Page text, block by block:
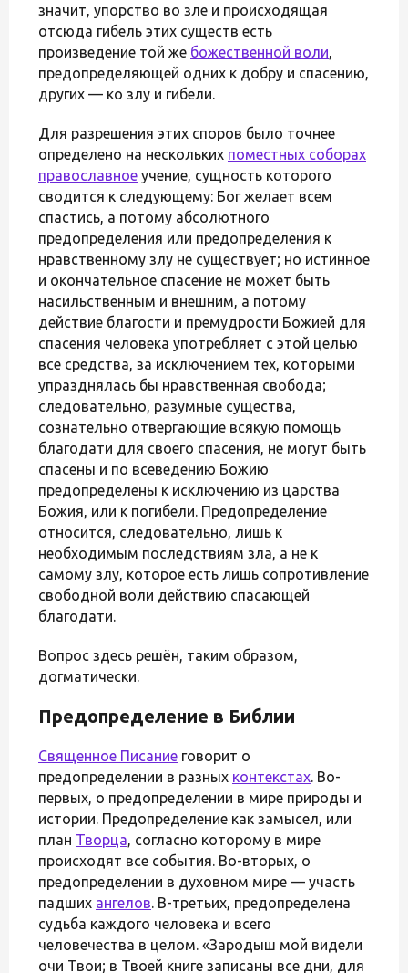
значит, упорство во зле и происходящая
отсюда гибель этих существ есть
произведение той же божественной воли,
предопределяющей одних к добру и спасению,
других — ко злу и гибели.
Для разрешения этих споров было точнее
определено на нескольких поместных соборах
православное учение, сущность которого
сводится к следующему: Бог желает всем
спастись, а потому абсолютного
предопределения или предопределения к
нравственному злу не существует; но истинное
и окончательное спасение не может быть
насильственным и внешним, а потому
действие благости и премудрости Божией для
спасения человека употребляет с этой целью
все средства, за исключением тех, которыми
упразднялась бы нравственная свобода;
следовательно, разумные существа,
сознательно отвергающие всякую помощь
благодати для своего спасения, не могут быть
спасены и по всеведению Божию
предопределены к исключению из царства
Божия, или к погибели. Предопределение
относится, следовательно, лишь к
необходимым последствиям зла, а не к
самому злу, которое есть лишь сопротивление
свободной воли действию спасающей
благодати.
Вопрос здесь решён, таким образом,
догматически.
Предопределение в Библии
Священное Писание говорит о
предопределении в разных контекстах. Во-
первых, о предопределении в мире природы и
истории. Предопределение как замысел, или
план Творца, согласно которому в мире
происходят все события. Во-вторых, о
предопределении в духовном мире — участь
падших ангелов. В-третьих, предопределена
судьба каждого человека и всего
человечества в целом. «Зародыш мой видели
очи Твои; в Твоей книге записаны все дни, для